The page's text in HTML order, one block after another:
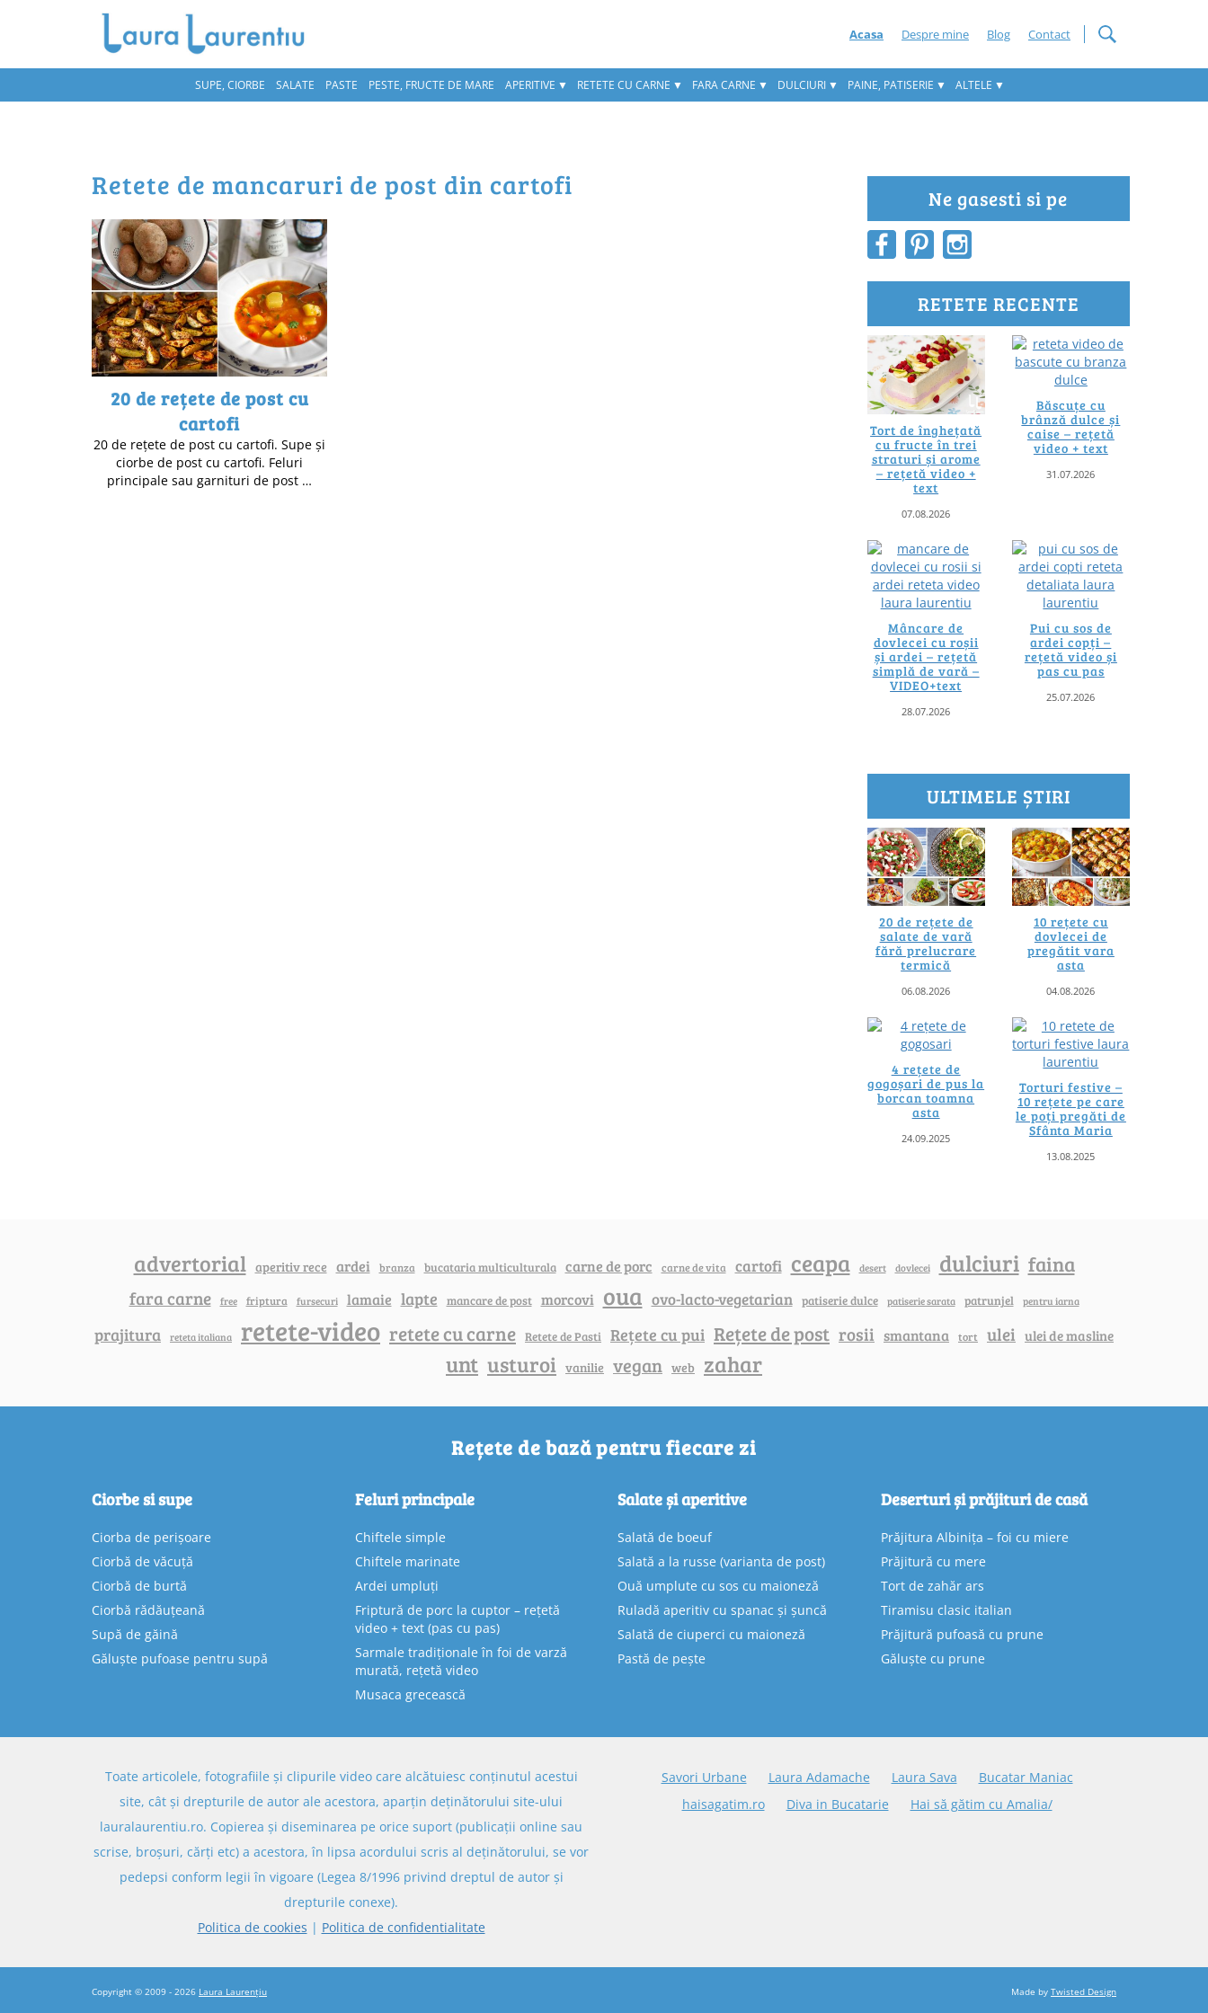
Acasa Despre mine Blog Contact
SUPE, CIORBE SALATE PASTE PESTE, FRUCTE DE MARE APERITIVE RETETE CU CARNE FARA CARNE DULCIURI PAINE, PATISERIE ALTELE
retete de mancaruri de post din cartofi
20 de rețete de post cu
cartofi
20 de rețete de post cu cartofi. Supe și
ciorbe de post cu cartofi. Feluri
principale sau garnituri de post …
Ne gasesti si pe
RETETE RECENTE
Tort de înghețată
cu fructe în trei
straturi și arome
– rețetă video +
text
07.08.2026
Băscuțe cu
brânză dulce și
caise – rețetă
video + text
31.07.2026
Mâncare de
dovlecei cu roșii
și ardei – rețetă
simplă de vară –
VIDEO+text
28.07.2026
Pui cu sos de
ardei copți –
rețetă video și
pas cu pas
25.07.2026
ULTIMELE ȘTIRI
20 de rețete de
salate de vară
fără prelucrare
termică
06.08.2026
10 rețete cu
dovlecei de
pregătit vara
asta
04.08.2026
4 rețete de
gogoșari de pus la
borcan toamna
asta
24.09.2025
Torturi festive –
10 rețete pe care
le poți pregăti de
Sfânta Maria
13.08.2025
advertorial aperitiv rece ardei branza bucataria multiculturala carne de porc carne de vita cartofi ceapa desert dovlecei dulciuri faina
fara carne free friptura fursecuri lamaie lapte mancare de post morcovi oua ovo-lacto-vegetarian patiserie dulce patiserie sarata patrunjel pentru iarna
prajitura reteta italiana retete-video retete cu carne Retete de Pasti Rețete cu pui Rețete de post rosii smantana tort ulei ulei de masline
unt usturoi vanilie vegan web zahar
Rețete de bază pentru fiecare zi
Ciorbe si supe
Ciorba de perișoare
Ciorbă de văcuță
Ciorbă de burtă
Ciorbă rădăuțeană
Supă de găină
Găluște pufoase pentru supă
Feluri principale
Chiftele simple
Chiftele marinate
Ardei umpluți
Friptură de porc la cuptor – rețetă
video + text (pas cu pas)
Sarmale tradiționale în foi de varză
murată, rețetă video
Musaca grecească
Salate și aperitive
Salată de boeuf
Salată a la russe (varianta de post)
Ouă umplute cu sos cu maioneză
Ruladă aperitiv cu spanac și șuncă
Salată de ciuperci cu maioneză
Pastă de pește
Deserturi și prăjituri de casă
Prăjitura Albinița – foi cu miere
Prăjitură cu mere
Tort de zahăr ars
Tiramisu clasic italian
Prăjitură pufoasă cu prune
Găluște cu prune
Toate articolele, fotografiile și clipurile video care alcătuiesc conținutul acestui
site, cât și drepturile de autor ale acestora, aparțin deținătorului site-ului
lauralaurentiu.ro. Copierea și diseminarea pe orice suport (publicații online sau
scrise, broșuri, cărți etc) a acestora, în lipsa acordului scris al deținătorului, se vor
pedepsi conform legii în vigoare (Legea 8/1996 privind dreptul de autor și
drepturile conexe).
Politica de cookies | Politica de confidentialitate
Savori Urbane Laura Adamache Laura Sava
Bucatar Maniac
haisagatim.ro
Diva in Bucatarie Hai să gătim cu Amalia/
Copyright © 2009 - 2026 Laura Laurențiu Made by Twisted Design